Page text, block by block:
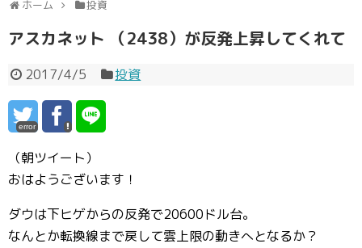
ホーム 投資
アスカネット （2438）が反発上昇してくれて
2017/4/5 投資
error
（朝ツイート）
おはようございます！
ダウは下ヒゲからの反発で20600ドル台。
なんとか転換線まで戻して雲上限の動きへとなるか？